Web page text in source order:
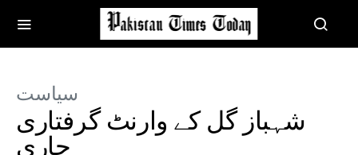
سیاست
شہباز گل کے وارنٹ گرفتاری
جاری